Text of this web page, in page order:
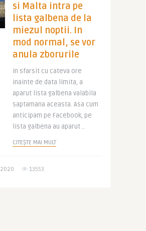
si Malta intra pe
lista galbena de la
miezul noptii. In
mod normal, se vor
anula zborurile
In sfarsit cu cateva ore
inainte de data limita, a
aparut lista galbena valabila
saptamana aceasta. Asa cum
anticipam pe Facebook, pe
lista galbena au aparut ..
CITEȘTE MAI MULT
13553